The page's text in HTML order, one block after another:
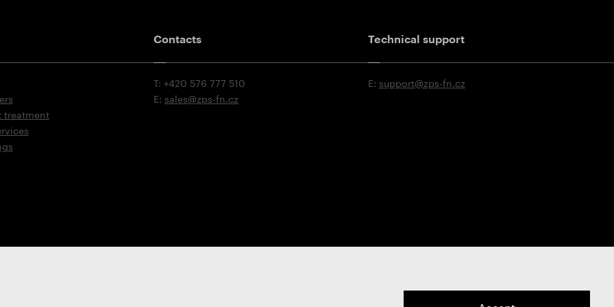
treatment
Contacts
T: +420 576 777 510
E: sales@zps-fn.cz
Technical support
E: support@zps-fn.cz